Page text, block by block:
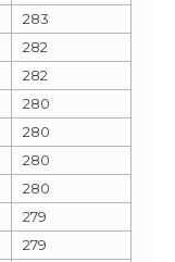
283
282
282
280
280
280
280
279
279